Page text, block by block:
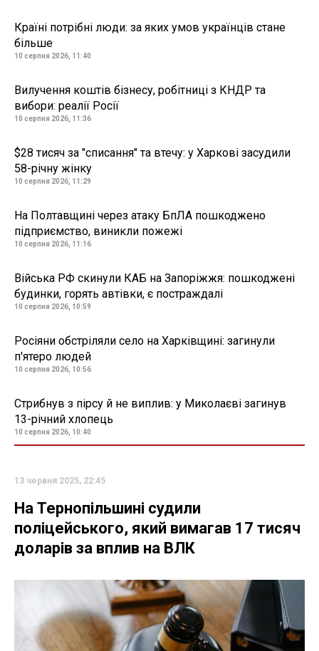
Країні потрібні люди: за яких умов українців стане
більше
10 серпня 2026, 11:40
Вилучення коштів бізнесу, робітниці з КНДР та
вибори: реалії Росії
10 серпня 2026, 11:36
$28 тисяч за "списання" та втечу: у Харкові засудили
58-річну жінку
10 серпня 2026, 11:29
На Полтавщині через атаку БпЛА пошкоджено
підприємство, виникли пожежі
10 серпня 2026, 11:16
Війська РФ скинули КАБ на Запоріжжя: пошкоджені
будинки, горять автівки, є постраждалі
10 серпня 2026, 10:59
Росіяни обстріляли село на Харківщині: загинули
п'ятеро людей
10 серпня 2026, 10:56
Стрибнув з пірсу й не виплив: у Миколаєві загинув
13-річний хлопець
10 серпня 2026, 10:40
13 червня 2025, 22:45
На Тернопільшині судили
поліцейського, який вимагав 17 тисяч
доларів за вплив на ВЛК